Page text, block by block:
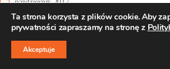
październik 2017
Aktualności
Ta strona korzysta z plików cookie. Aby
prywatności zapraszamy na stronę z
Akceptuje